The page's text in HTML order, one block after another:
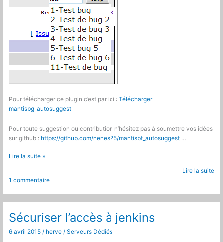
Pour télécharger ce plugin c’est par ici :Télécharger
mantisbg_autosuggest
Pour toute suggestion ou contribution n’hésitez pas à soumettre vos idées
sur github : https://github.com/nenes25/mantisbt_autosuggest …
Mantis
Plugin
auto
suggestion
des
noms
des
Lire la suite »
Lire la suite
1 commentaire
Sécuriser l’accès à jenkins
6 avril 2015/ herve/Serveurs Dédiés